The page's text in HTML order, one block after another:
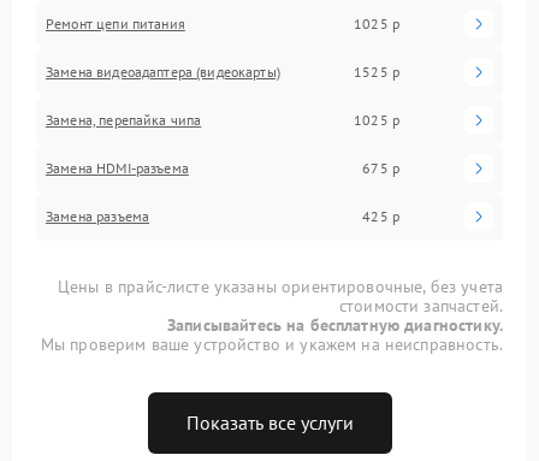
Ремонт цепи питания 1025 р
Замена видеоадаптера (видеокарты) 1525 р
Замена, перепайка чипа 1025 р
Замена HDMI-разъема 675 р
Замена разъема 425 р
Цены в прайс-листе указаны ориентировочные, без учета
стоимости запчастей.
Записывайтесь на бесплатную диагностику.
Мы проверим ваше устройство и укажем на неисправность.
Показать все услуги